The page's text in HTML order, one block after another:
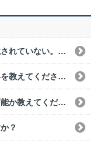
aoi dカーシェアのクルマに駐車券が搭載されていない。どのように出庫すればいいですか？
aoi dカーシェアの保険・追加補償の内容を教えてください。
aoi dカーシェアは何分単位で利用予約可能か教えてください。
？